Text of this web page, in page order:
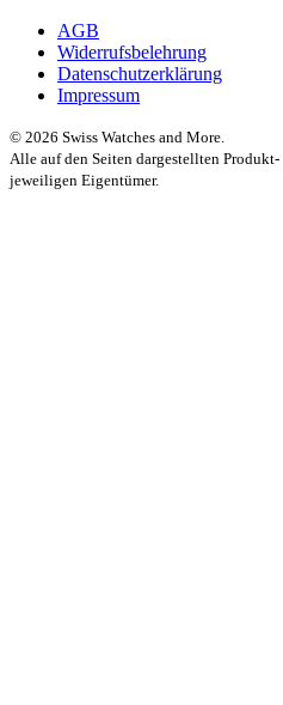
AGB
Widerrufsbelehrung
Datenschutzerklärung
Impressum
© 2026 Swiss Watches and More.
Alle auf den Seiten dargestellten
jeweiligen Eigentümer.